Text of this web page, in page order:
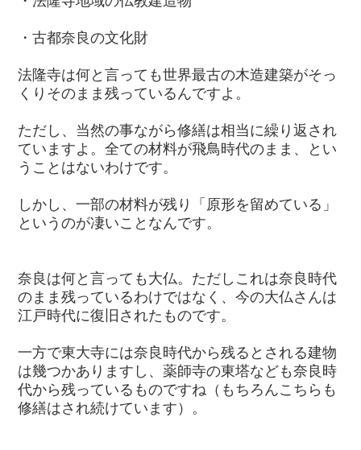
・古都奈良の文化財
法隆寺は何と言っても世界最古の木造建築がそっ
くりそのまま残っているんですよ。
ただし、当然の事ながら修繕は相当に繰り返され
ていますよ。全ての材料が飛鳥時代のまま、とい
うことはないわけです。
しかし、一部の材料が残り「原形を留めている」
というのが凄いことなんです。
奈良は何と言っても大仏。ただしこれは奈良時代
のまま残っているわけではなく、今の大仏さんは
江戸時代に復旧されたものです。
一方で東大寺には奈良時代から残るとされる建物
は幾つかありますし、薬師寺の東塔なども奈良時
代から残っているものですね（もちろんこちらも
修繕はされ続けています）。